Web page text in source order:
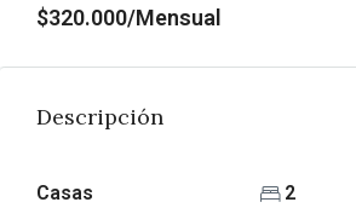
$320.000/Mensual
Descripción
Casas 2